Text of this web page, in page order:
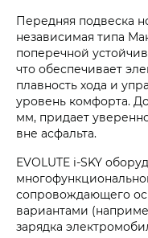
Передняя подвеска
независимая типа
поперечной
что обеспечивает
плавность хода и
уровень комфорта.
мм, придает
вне асфальта.
EVOLUTE i‑SKY
сопровождающего
вариантами
зарядка